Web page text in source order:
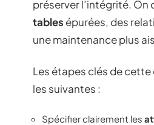
préserver l’intégrité. On
tables épurées, des
une maintenance plus
Les étapes clés de
les suivantes :
Spécifier clairement les